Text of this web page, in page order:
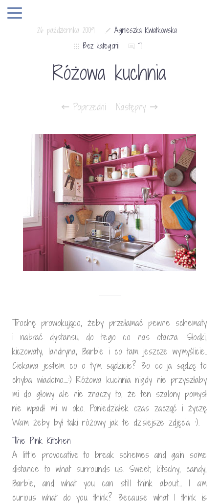
26 października 2009
Agnieszka Kwiatkowska
Bez kategorii
7
Różowa kuchnia
Poprzedni Następny
Trochę prowokująco, żeby przełamać pewne schematy
i nabrać dystansu do tego co nas otacza. Słodki,
kiczowaty, landryna, Barbie i co tam jeszcze wymyślicie..
Ciekawa jestem co o tym sądzicie? Bo co ja sądzę to
chyba wiadomo….:) Różowa kuchnia nigdy nie przyszłaby
mi do głowy ale nie znaczy to, że ten szalony pomysł
nie wpadł mi w oko. Poniedziałek czas zacząć i życzę
Wam żeby był taki różowy jak te dzisiejsze zdjęcia :).
The Pink Kitchen
A little provocative to break schemes and gain some
distance to what surrounds us. Sweet, kitschy, candy,
Barbie, and what you can still think about… I am
curious what do you think? Because what I think is